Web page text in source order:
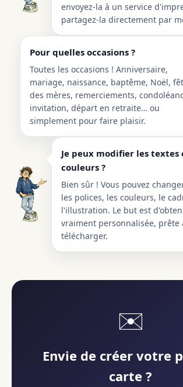
envoyez-la à un service
partagez-la directement par
Pour quelles occasions ?
Toutes les occasions ! Anniversaire,
mariage, naissance, baptême, Noël,
des mères, remerciements,
invitation, départ en retraite… ou
simplement pour faire plaisir.
Je peux modifier les textes
couleurs ?
Bien sûr ! Vous pouvez
les polices, les couleurs, le
l'illustration. Le but est
vraiment personnalisée, prête
télécharger.
✉️
Envie de créer votre
carte ?